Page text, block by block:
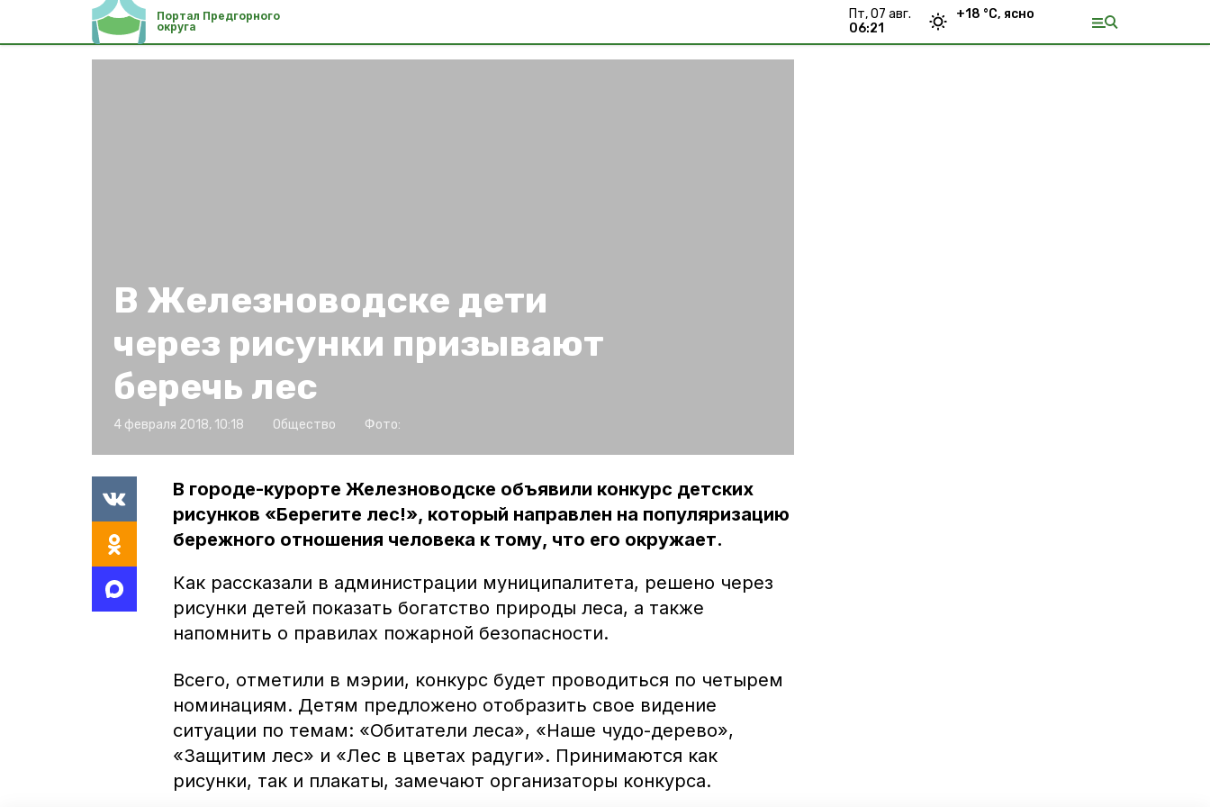
Портал Предгорного
округа
пт, 07 авг.
06:21
+18 °С, ясно
В Железноводске дети
через рисунки призывают
беречь лес
4 февраля 2018, 10:18 Общество Фото:
В городе-курорте Железноводске объявили конкурс детских
рисунков «Берегите лес!», который направлен на популяризацию
бережного отношения человека к тому, что его окружает.
Как рассказали в администрации муниципалитета, решено через
рисунки детей показать богатство природы леса, а также
напомнить о правилах пожарной безопасности.
Всего, отметили в мэрии, конкурс будет проводиться по четырем
номинациям. Детям предложено отобразить свое видение
ситуации по темам: «Обитатели леса», «Наше чудо-дерево»,
«Защитим лес» и «Лес в цветах радуги». Принимаются как
рисунки, так и плакаты, замечают организаторы конкурса.